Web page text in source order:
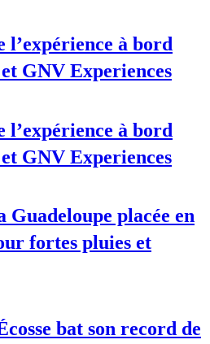
à bord
GNV Experiences
à bord
GNV Experiences
placée en
fortes pluies et
bat son record de